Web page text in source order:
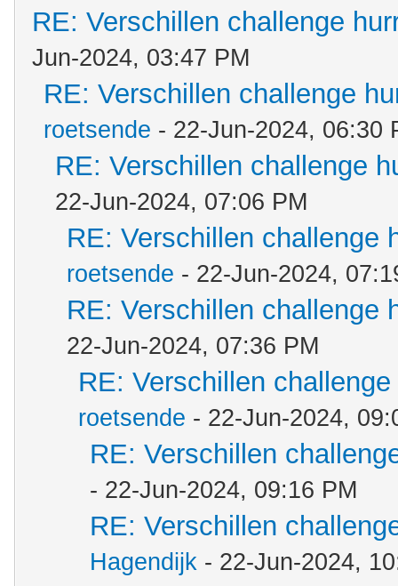
RE: Verschillen challenge
Jun-2024, 03:47 PM
RE: Verschillen challenge
roetsende - 22-Jun-2024, 06:30
RE: Verschillen challenge
22-Jun-2024, 07:06 PM
RE: Verschillen challenge
roetsende - 22-Jun-2024,
RE: Verschillen challenge
22-Jun-2024, 07:36 PM
RE: Verschillen
roetsende - 22-Jun-2024,
RE: Verschillen
- 22-Jun-2024, 09:16 PM
RE: Verschillen
Hagendijk - 22-Jun-2024,